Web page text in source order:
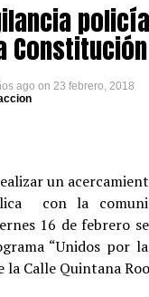
Constitución
ago on 23 febrero, 2018
un
con la
16 de febrero
“Unidos por
la Calle Quintana